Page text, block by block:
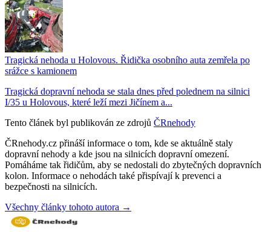
Tragická nehoda u Holovous. Řidička osobního auta zemřela po
srážce s kamionem
Tragická dopravní nehoda se stala dnes před polednem na silnici
I/35 u Holovous, které leží mezi Jičínem a...
Tento článek byl publikován ze zdrojů ČRnehody
ČRnehody.cz přináší informace o tom, kde se aktuálně staly
dopravní nehody a kde jsou na silnicích dopravní omezení.
Pomáháme tak řidičům, aby se nedostali do zbytečných dopravních
kolon. Informace o nehodách také přispívají k prevenci a
bezpečnosti na silnicích.
Všechny články tohoto autora →